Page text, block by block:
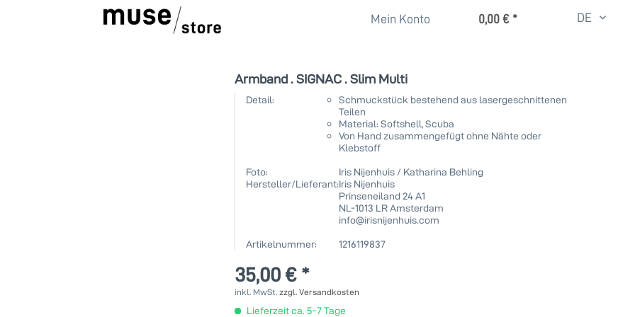
Mein Konto 0,00 € * DE
Armband . SIGNAC . Slim Multi
Detail:
Schmuckstück bestehend aus lasergeschnittenen
Teilen
Material: Softshell, Scuba
Von Hand zusammengefügt ohne Nähte oder
Klebstoff
Foto:
Iris Nijenhuis / Katharina Behling
Hersteller/Lieferant:Iris Nijenhuis
Prinseneiland 24 A1
NL-1013 LR Amsterdam
info@irisnijenhuis.com
Artikelnummer:
1216119837
35,00 € *
inkl. MwSt. zzgl. Versandkosten
Lieferzeit ca. 5-7 Tage